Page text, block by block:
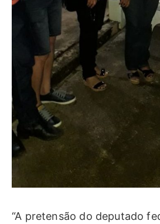
“A pretensão do deputado